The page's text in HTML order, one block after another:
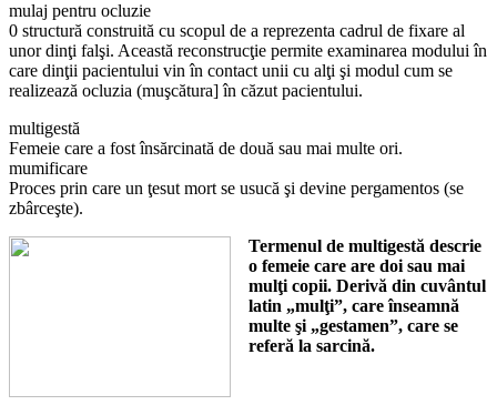
mulaj pentru ocluzie
0 structură construită cu scopul de a reprezenta cadrul de fixare al
unor dinţi falşi. Această recon­strucţie permite examinarea modului în
care dinţii pacientului vin în contact unii cu alţi şi modul cum se
realizează ocluzia (muşcă­tura] în căzut pacientului.
multigestă
Femeie care a fost însărcinată de două sau mai multe ori.
mumificare
Proces prin care un ţesut mort se usucă şi devine pergamentos (se
zbârceşte).
Termenul de multigestă descrie
o femeie care are doi sau mai
mulţi copii. Derivă din cuvântul
latin „mulţi”, care înseamnă
multe şi „gestamen”, care se
referă la sarcină.